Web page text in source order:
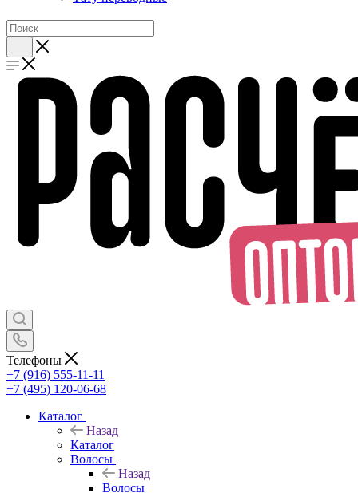
Телефоны
+7 (916) 555-11-11
+7 (495) 120-06-68
Каталог
Назад
Каталог
Волосы
Назад
Волосы